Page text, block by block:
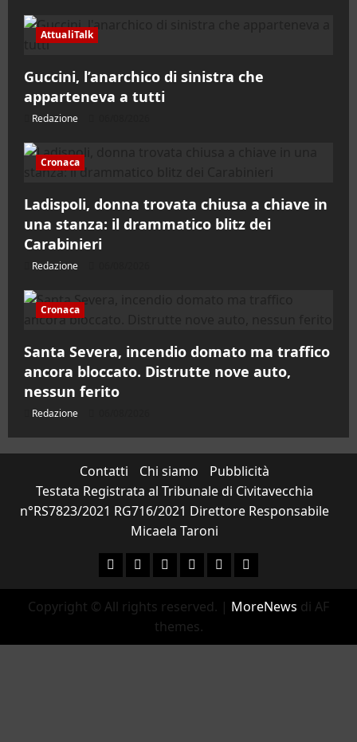
AttualiTalk
Guccini, l’anarchico di sinistra che
apparteneva a tutti
Redazione
Cronaca
Ladispoli, donna trovata chiusa a chiave in
una stanza: il drammatico blitz dei
Carabinieri
Redazione
Cronaca
Santa Severa, incendio domato ma traffico
ancora bloccato. Distrutte nove auto,
nessun ferito
Redazione
Contatti Chi siamo
Pubblicità
Testata Registrata al Tribunale di Civitavecchia
n°RS7823/2021 RG716/2021 Direttore Responsabile
Micaela Taroni
FacebookInstagram
YouTubeTwitterEmailEnte
Parco
Naturale
Copyright © All rights reserved. | MoreNews di AF
themes.